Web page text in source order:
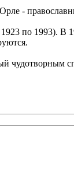
-
1923 по 1993).
чудотворным